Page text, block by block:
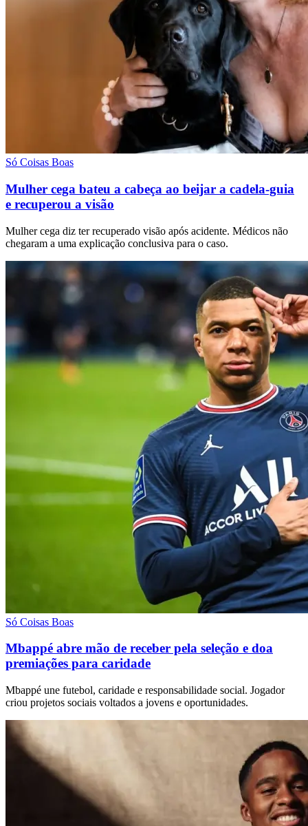
Só Coisas Boas
Mulher cega bateu a cabeça ao beijar a cadela-guia
e recuperou a visão
Mulher cega diz ter recuperado visão após acidente. Médicos não
chegaram a uma explicação conclusiva para o caso.
Só Coisas Boas
Mbappé abre mão de receber pela seleção e doa
premiações para caridade
Mbappé une futebol, caridade e responsabilidade social. Jogador
criou projetos sociais voltados a jovens e oportunidades.